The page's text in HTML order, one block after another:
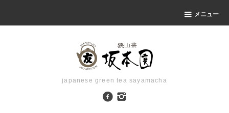
メニュー
japanese green tea sayamacha